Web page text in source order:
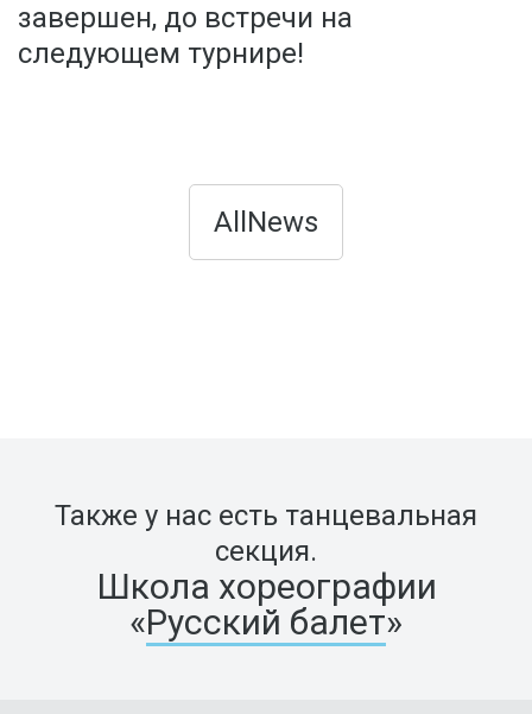
завершен, до встречи на
следующем турнире!
AllNews
Также у нас есть танцевальная
секция.
Школа хореографии
«Русский балет»